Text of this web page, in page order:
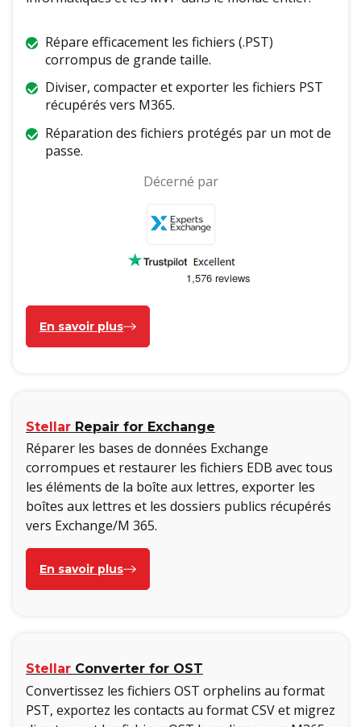
Répare efficacement les fichiers (.PST)
corrompus de grande taille.
Diviser, compacter et exporter les fichiers PST
récupérés vers M365.
Réparation des fichiers protégés par un mot de
passe.
Décerné par
En savoir plus
Stellar Repair for Exchange
Réparer les bases de données Exchange
corrompues et restaurer les fichiers EDB avec tous
les éléments de la boîte aux lettres, exporter les
boîtes aux lettres et les dossiers publics récupérés
vers Exchange/M 365.
En savoir plus
Stellar Converter for OST
Convertissez les fichiers OST orphelins au format
PST, exportez les contacts au format CSV et migrez